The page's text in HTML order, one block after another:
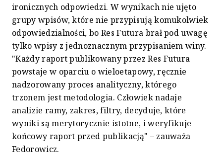
ironicznych odpowiedzi. W wynikach nie ujęto
grupy wpisów, które nie przypisują komukolwiek
odpowiedzialności, bo Res Futura brał pod uwagę
tylko wpisy z jednoznacznym przypisaniem winy.
"Każdy raport publikowany przez Res Futura
powstaje w oparciu o wieloetapowy, ręcznie
nadzorowany proces analityczny, którego
trzonem jest metodologia. Człowiek nadaje
analizie ramy, zakres, filtry, decyduje, które
wyniki są merytorycznie istotne, i weryfikuje
końcowy raport przed publikacją" – zauważa
Fedorowicz.